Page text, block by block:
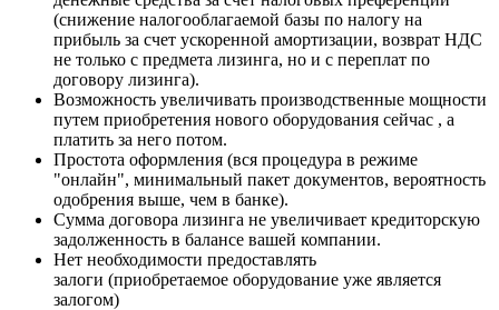
(снижение налогооблагаемой базы по налогу на
прибыль за счет ускоренной амортизации, возврат НДС
не только с предмета лизинга, но и с переплат по
договору лизинга).
Возможность увеличивать производственные мощности
путем приобретения нового оборудования сейчас , а
платить за него потом.
Простота оформления (вся процедура в режиме
"онлайн", минимальный пакет документов, вероятность
одобрения выше, чем в банке).
Сумма договора лизинга не увеличивает кредиторскую
задолженность в балансе вашей компании.
Нет необходимости предоставлять
залоги (приобретаемое оборудование уже является
залогом)